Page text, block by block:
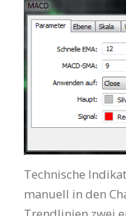
Technische
manuell in den